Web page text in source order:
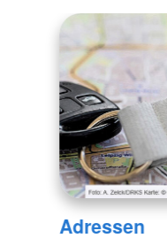
Adressen